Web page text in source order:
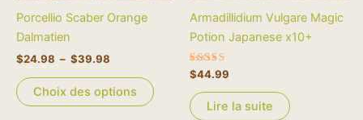
Porcellio Scaber Orange
Dalmatien
$24.98 – $39.98
Choix des options
choisies
Armadillidium Vulgare Magic
Potion Japanese x10+
Note
5.00
sur 5
$44.99
Lire la suite